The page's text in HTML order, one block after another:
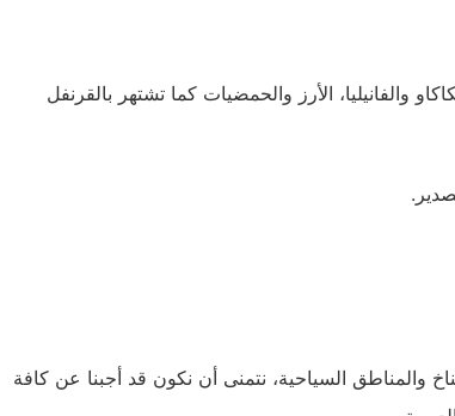
والفانيليا، الأرز والحمضيات كما تشتهر بالقرنفل
والمناطق السياحية، نتمنى أن نكون قد أجبنا عن كافة